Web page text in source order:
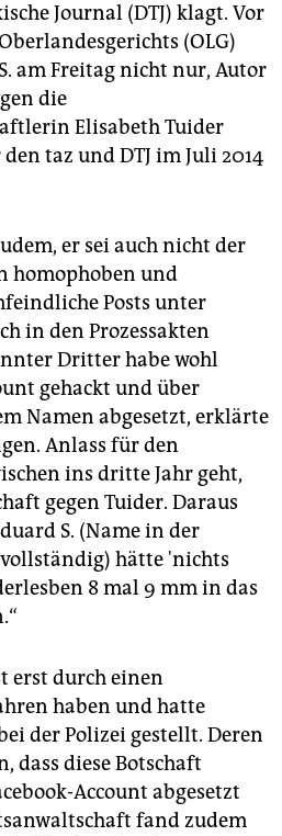
Journal (DTJ) klagt. Vor
(OLG)
am Freitag nicht nur, Autor
die
Elisabeth Tuider
taz und DTJ im Juli 2014
er sei auch nicht der
homophoben und
Posts unter
in den Prozessakten
Dritter habe wohl
gehackt und über
Namen abgesetzt, erklärte
Anlass für den
ins dritte Jahr geht,
gegen Tuider. Daraus
S. (Name in der
hätte 'nichts
8 mal 9 mm in das
erst durch einen
haben und hatte
der Polizei gestellt. Deren
dass diese Botschaft
Account abgesetzt
fand zudem